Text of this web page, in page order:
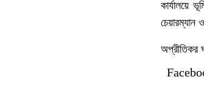
কার্যালয়ে
চেয়ারম্যান
অপ্রীতিকর